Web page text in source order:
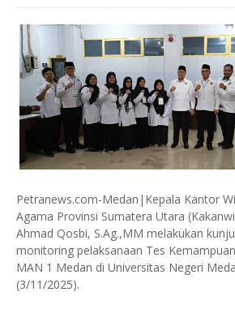
Petranews.com-Medan|Kepala Kantor
Agama Provinsi Sumatera Utara
Ahmad Qosbi, S.Ag.,MM melakukan
monitoring pelaksanaan Tes
MAN 1 Medan di Universitas Negeri
(3/11/2025).